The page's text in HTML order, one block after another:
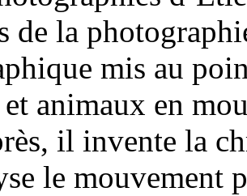
de la
mis au
animaux en
il invente la
le mouvement